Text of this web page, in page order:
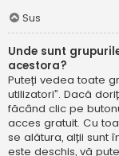
Sus
Unde sunt
acestora?
Puteți vedea toate
utilizatori”. Dacă
făcând clic pe
acces gratuit. Cu
se alătura, alții sunt
este deschis, vă